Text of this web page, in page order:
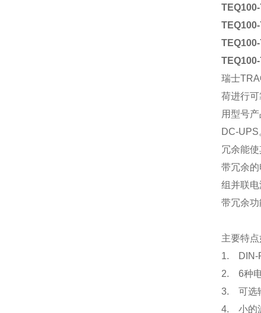
瑞士
荷进行可
用型号
DC-UPS
冗余能
带冗余
组并联电
带冗余
主要特点
1. DIN-
2. 6种电
3. 可选
4. 小的